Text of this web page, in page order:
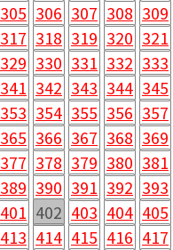
305 306 307 308 309
317 318 319 320 321
329 330 331 332 333
341 342 343 344 345
353 354 355 356 357
365 366 367 368 369
377 378 379 380 381
389 390 391 392 393
401 402 403 404 405
413 414 415 416 417